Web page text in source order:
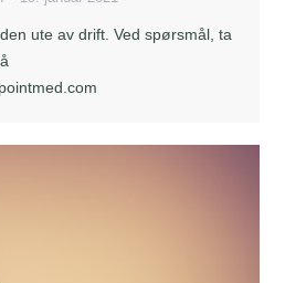
ute av drift. Ved spørsmål, ta